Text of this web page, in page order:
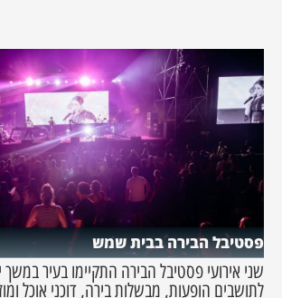
פסטיבל הבירה בבית שמש
שני אירועי פסטיבל הבירה התקיימו בעיר במשך
לתושבים הופעות, מבשלות בירה, דוכני אוכל